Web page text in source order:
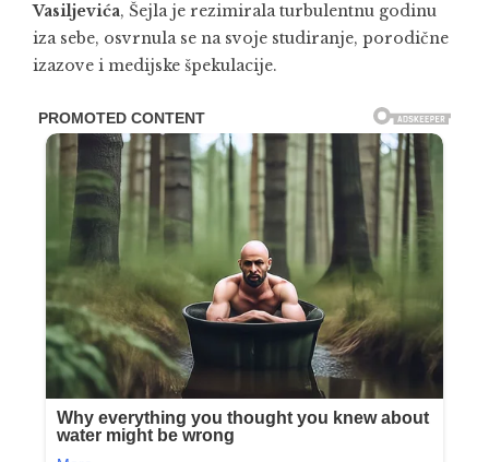
Vasiljevića, Šejla je rezimirala turbulentnu godinu
iza sebe, osvrnula se na svoje studiranje, porodične
izazove i medijske špekulacije.